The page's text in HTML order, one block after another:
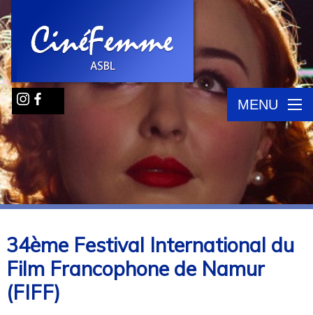
MENU
34ème Festival International du
Film Francophone de Namur
(FIFF)